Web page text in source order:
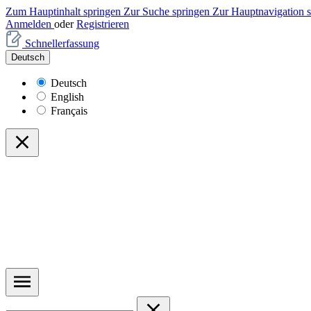
Zum Hauptinhalt springen Zur Suche springen Zur Hauptnavigation
Anmelden oder Registrieren
Schnellerfassung
Deutsch
Deutsch
English
Français